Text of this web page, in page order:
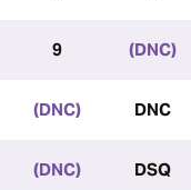
9 (DNC)
(DNC) DNC
(DNC) DSQ